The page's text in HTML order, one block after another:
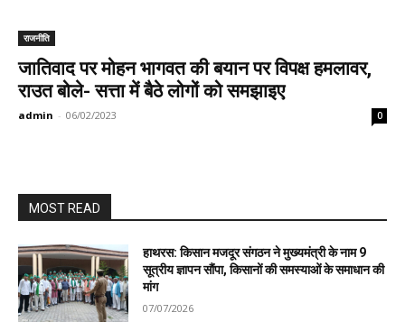
राजनीति
जातिवाद पर मोहन भागवत की बयान पर विपक्ष हमलावर,
राउत बोले- सत्ता में बैठे लोगों को समझाइए
admin - 06/02/2023 0
MOST READ
हाथरस: किसान मजदूर संगठन ने मुख्यमंत्री के नाम 9
सूत्रीय ज्ञापन सौंपा, किसानों की समस्याओं के समाधान की
मांग
07/07/2026